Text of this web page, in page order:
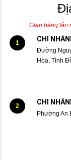
Giao hàng tận
1 CHI
Đường
Hòa, Tỉnh
2 CHI
Phường An